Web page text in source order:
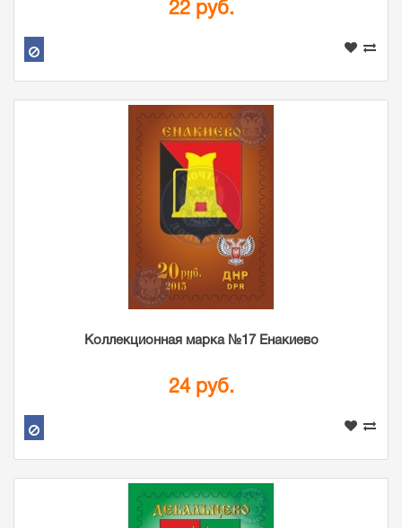
22 руб.
Коллекционная марка №17 Енакиево
24 руб.